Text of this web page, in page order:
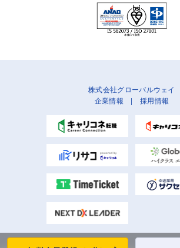
株式会社グローバルウェイ
企業情報 | 採用情報